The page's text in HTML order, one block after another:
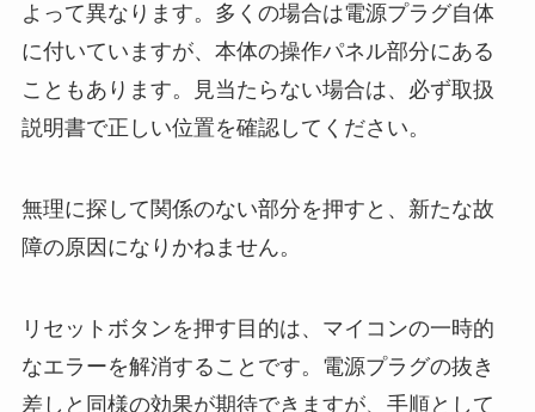
よって異なります。多くの場合は電源プラグ自体
に付いていますが、本体の操作パネル部分にある
こともあります。見当たらない場合は、必ず取扱
説明書で正しい位置を確認してください。
無理に探して関係のない部分を押すと、新たな故
障の原因になりかねません。
リセットボタンを押す目的は、マイコンの一時的
なエラーを解消することです。電源プラグの抜き
差しと同様の効果が期待できますが、手順として